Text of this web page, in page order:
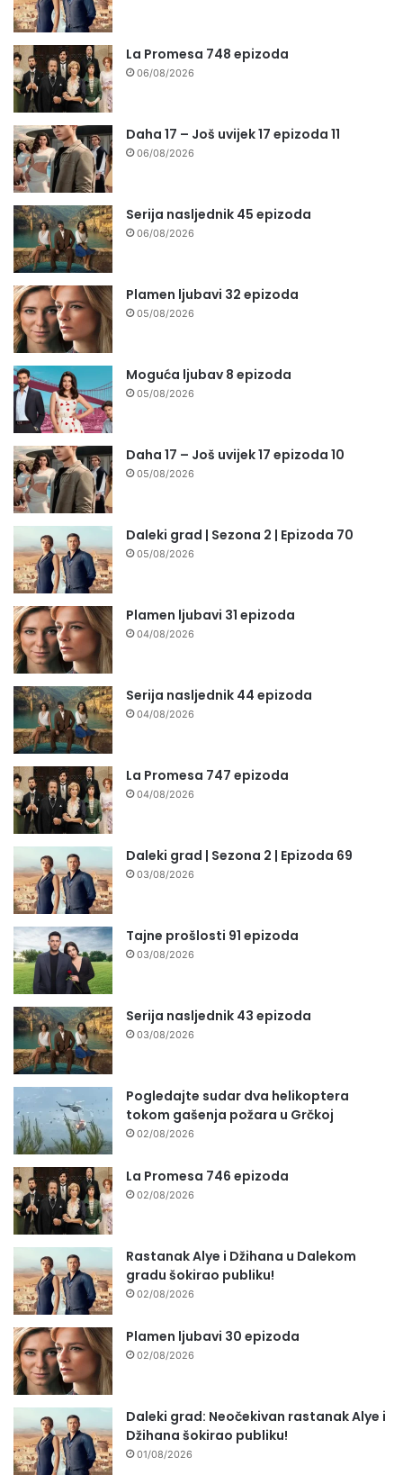
La Promesa 748 epizoda
06/08/2026
Daha 17 – Još uvijek 17 epizoda 11
06/08/2026
Serija nasljednik 45 epizoda
06/08/2026
Plamen ljubavi 32 epizoda
05/08/2026
Moguća ljubav 8 epizoda
05/08/2026
Daha 17 – Još uvijek 17 epizoda 10
05/08/2026
Daleki grad | Sezona 2 | Epizoda 70
05/08/2026
Plamen ljubavi 31 epizoda
04/08/2026
Serija nasljednik 44 epizoda
04/08/2026
La Promesa 747 epizoda
04/08/2026
Daleki grad | Sezona 2 | Epizoda 69
03/08/2026
Tajne prošlosti 91 epizoda
03/08/2026
Serija nasljednik 43 epizoda
03/08/2026
Pogledajte sudar dva helikoptera
tokom gašenja požara u Grčkoj
02/08/2026
La Promesa 746 epizoda
02/08/2026
Rastanak Alye i Džihana u Dalekom
gradu šokirao publiku!
02/08/2026
Plamen ljubavi 30 epizoda
02/08/2026
Daleki grad: Neočekivan rastanak Alye i
Džihana šokirao publiku!
01/08/2026